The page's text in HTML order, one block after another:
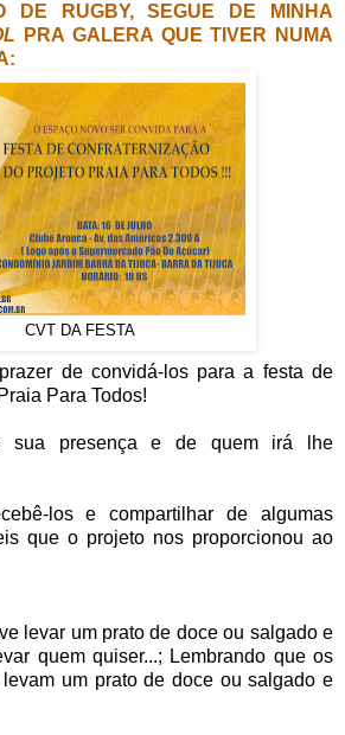
DE RUGBY, SEGUE DE MINHA
PRA GALERA QUE TIVER NUMA
CVT DA FESTA
de convidá-los para a festa de
Para Todos!
sua presença e de quem irá lhe
los e compartilhar de algumas
que o projeto nos proporcionou ao
levar um prato de doce ou salgado e
quem quiser...; Lembrando que os
um prato de doce ou salgado e